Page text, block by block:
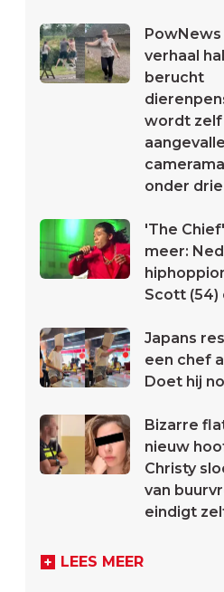
verhaal
berucht
wordt zelf
onder
'The
meer:
Scott (54)
Japans
een chef
Doet hij
Bizarre
nieuw
Christy
van
eindigt
LEES MEER